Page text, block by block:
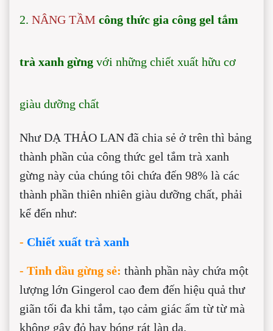
2. NÂNG TẦM công thức gia công gel tắm
trà xanh gừng với những chiết xuất hữu cơ
giàu dưỡng chất
Như DẠ THẢO LAN đã chia sẻ ở trên thì bảng
thành phần của công thức gel tắm trà xanh
gừng này của chúng tôi chứa đến 98% là các
thành phần thiên nhiên giàu dưỡng chất, phải
kể đến như:
- Chiết xuất trà xanh
- Tinh dầu gừng sẻ: thành phần này chứa một
lượng lớn Gingerol cao đem đến hiệu quả thư
giãn tối đa khi tắm, tạo cảm giác ấm từ từ mà
không gây đỏ hay bóng rát làn da.